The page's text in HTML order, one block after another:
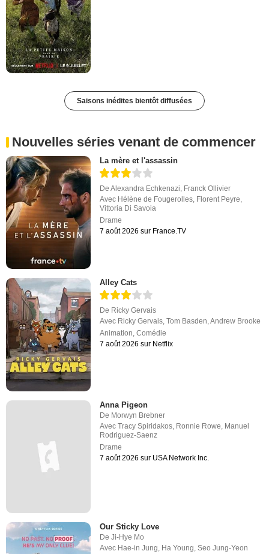
Saisons inédites bientôt diffusées
Nouvelles séries venant de commencer
La mère et l'assassin
DeAlexandra Echkenazi, Franck Ollivier
Avec Hélène de Fougerolles, Florent Peyre,
Vittoria Di Savoia
Drame
7 août 2026 sur France.TV
Alley Cats
De Ricky Gervais
Avec Ricky Gervais,Tom Basden,Andrew Brooke
Animation,Comédie
7 août 2026 sur Netflix
Anna Pigeon
De Morwyn Brebner
AvecTracy Spiridakos Ronnie Rowe Manuel
Rodriguez-Saenz
Drame
7 août 2026 sur USA Network Inc.
Our Sticky Love
DeJi-Hye Mo
Avec Hae-in Jung, Ha Young,Seo Jung-Yeon